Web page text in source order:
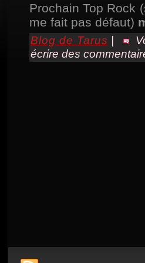
Prochain Top Rock
me fait pas défaut)
Blog de Tarus |
écrire des